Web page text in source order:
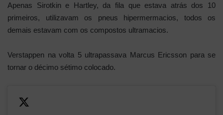
Apenas Sirotkin e Hartley, da fila que estava atrás dos 10
primeiros, utilizavam os pneus hipermermacios, todos os
demais estavam com os compostos ultramacios.
Verstappen na volta 5 ultrapassava Marcus Ericsson para se
tornar o décimo sétimo colocado.